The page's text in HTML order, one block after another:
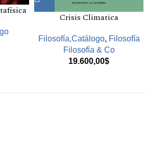
Crisis Climatica
Filosofía,Catálogo, Filosofía
Filosofía & Co
19.600,00$